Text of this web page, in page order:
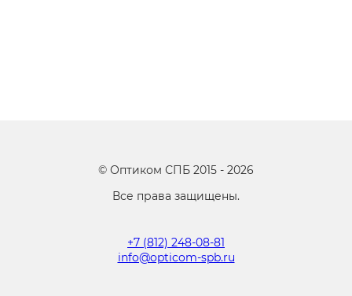
© Оптиком СПБ 2015 - 2026
Все права защищены.
+7 (812) 248-08-81
info@opticom-spb.ru